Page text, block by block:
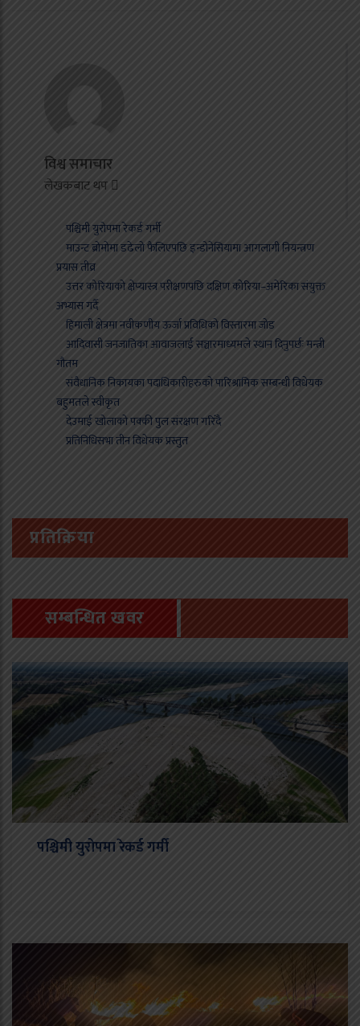
विश्व समाचार
लेखकबाट थप
पश्चिमी युरोपमा रेकर्ड गर्मी
माउन्ट ब्रोमोमा डढेलो फैलिएपछि इन्डोनेसियामा आगलागी नियन्त्रण
प्रयास तीव्र
उत्तर कोरियाको क्षेप्यास्त्र परीक्षणपछि दक्षिण कोरिया–अमेरिका संयुक्त
अभ्यास गर्दै
हिमाली क्षेत्रमा नवीकणीय ऊर्जा प्रविधिको विस्तारमा जोड
आदिवासी जनजातिका आवाजलाई सञ्चारमाध्यमले स्थान दिनुपर्छः मन्त्री
गौतम
संवैधानिक निकायका पदाधिकारीहरुको पारिश्रामिक सम्बन्धी विधेयक
बहुमतले स्वीकृत
देउमाई खोलाको पक्की पुल संरक्षण गरिँदै
प्रतिनिधिसभा तीन विधेयक प्रस्तुत
प्रतिक्रिया
सम्बन्धित खवर
पश्चिमी युरोपमा रेकर्ड गर्मी